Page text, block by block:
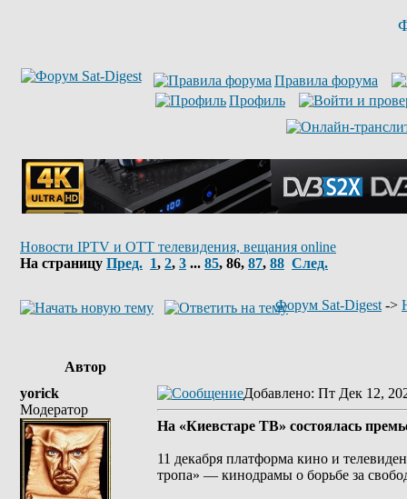
Правила форума
Профиль
Новости IPTV и OTT телевидения, вещания online
На страницу Пред. 1, 2, 3 ... 85, 86, 87, 88 След.
Форум Sat-Digest ->
Автор
yorick
Модератор
Добавлено: Пт Дек 12,
На «Киевстаре ТВ» состоялась
11 декабря платформа кино и
тропа» — кинодрамы о борьбе за